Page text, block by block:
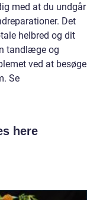
med at du undgår
Det
helbred og dit
tandlæge og
ved at besøge
Se
here